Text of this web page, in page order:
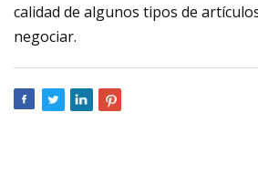
calidad de algunos tipos de
negociar.